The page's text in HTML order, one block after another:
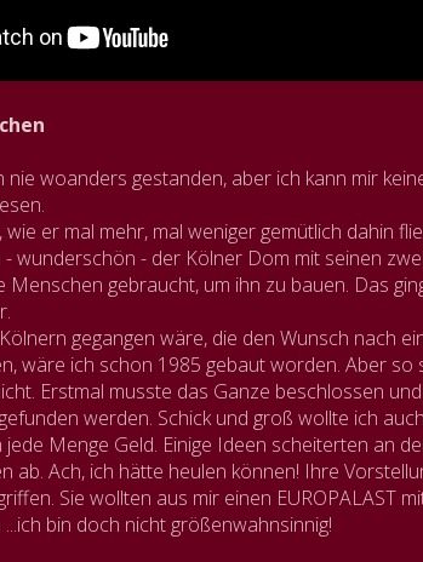
nie woanders gestanden, aber ich kann mir
wie er mal mehr, mal weniger gemütlich dahin
wunderschön - der Kölner Dom mit seinen
Menschen gebraucht, um ihn zu bauen. Das
gegangen wäre, die den Wunsch nach
wäre ich schon 1985 gebaut worden. Aber so
Erstmal musste das Ganze beschlossen
werden. Schick und groß wollte ich
Menge Geld. Einige Ideen scheiterten an
ab. Ach, ich hätte heulen können! Ihre
Sie wollten aus mir einen EUROPALAST
bin doch nicht größenwahnsinnig!